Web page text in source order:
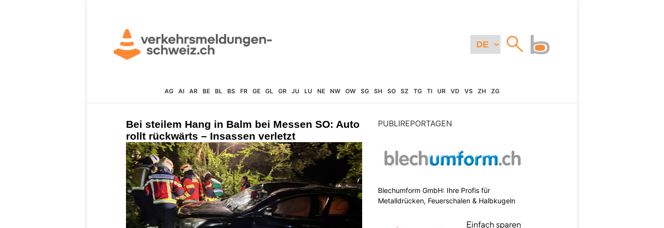
AG AI AR BE BL BS FR GE GL GR JU LU NE NW OW SG SH SO SZ TG TI UR VD VS ZH ZG
Bei steilem Hang in Balm bei Messen SO: Auto
rollt rückwärts – Insassen verletzt
PUBLIREPORTAGEN
Blechumform GmbH: Ihre Profis für
Metalldrücken, Feuerschalen & Halbkugeln